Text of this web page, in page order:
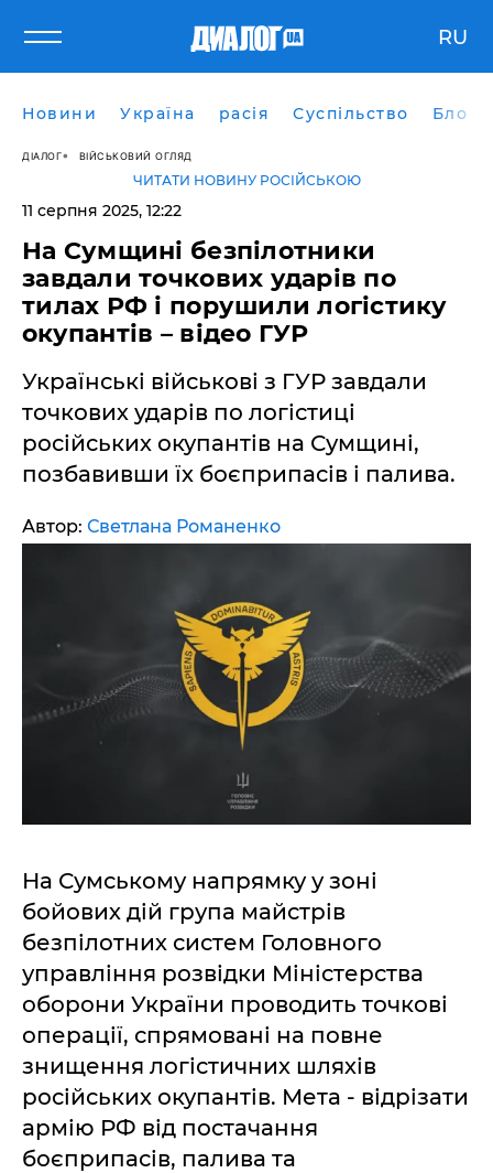
RU
Новини Україна расія Суспільство Блоги
ДІАЛОГ ВІЙСЬКОВИЙ ОГЛЯД
ЧИТАТИ НОВИНУ РОСІЙСЬКОЮ
11 серпня 2025, 12:22
На Сумщині безпілотники
завдали точкових ударів по
тилах РФ і порушили логістику
окупантів – відео ГУР
Українські військові з ГУР завдали
точкових ударів по логістиці
російських окупантів на Сумщині,
позбавивши їх боєприпасів і палива.
Автор: Светлана Романенко
На Сумському напрямку у зоні
бойових дій група майстрів
безпілотних систем Головного
управління розвідки Міністерства
оборони України проводить точкові
операції, спрямовані на повне
знищення логістичних шляхів
російських окупантів. Мета - відрізати
армію РФ від постачання
боєприпасів, палива та